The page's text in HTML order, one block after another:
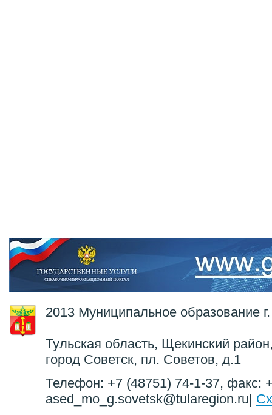
2013 Муниципальное образование
Тульская область, Щекинский
город Советск, пл. Советов, д.1
Телефон: +7 (48751) 74-1-37, факс:
ased_mo_g.sovetsk@tularegion.ru|